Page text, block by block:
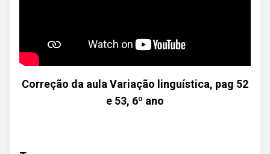
Correção da aula Variação linguística, pag 52
e 53, 6º ano